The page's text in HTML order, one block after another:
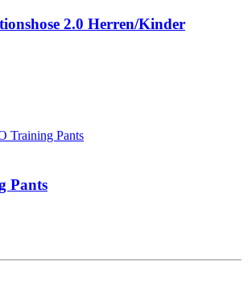
2.0 Herren/Kinder
Pants